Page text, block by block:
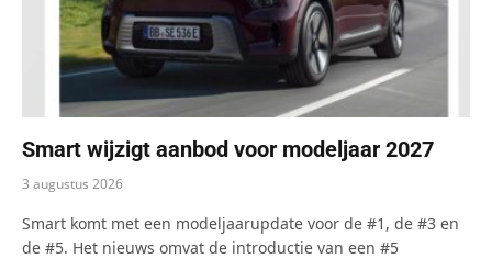
Smart wijzigt aanbod voor modeljaar 2027
3 augustus 2026
Smart komt met een modeljaarupdate voor de #1, de #3 en
de #5. Het nieuws omvat de introductie van een #5